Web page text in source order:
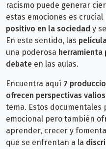
racismo puede generar
estas emociones es
positivo en la sociedad y
En este sentido, las
una poderosa herramienta
debate en las aulas.
Encuentra aquí 7
ofrecen perspectivas
tema. Estos
emocional pero también
aprender, crecer y
que se enfrentan a la